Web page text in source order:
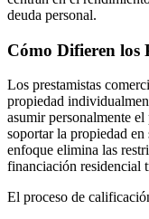
deuda personal.
Cómo Difieren los
Los prestamistas
propiedad
asumir personalmente
soportar la propiedad
enfoque elimina las
financiación residencial
El proceso de